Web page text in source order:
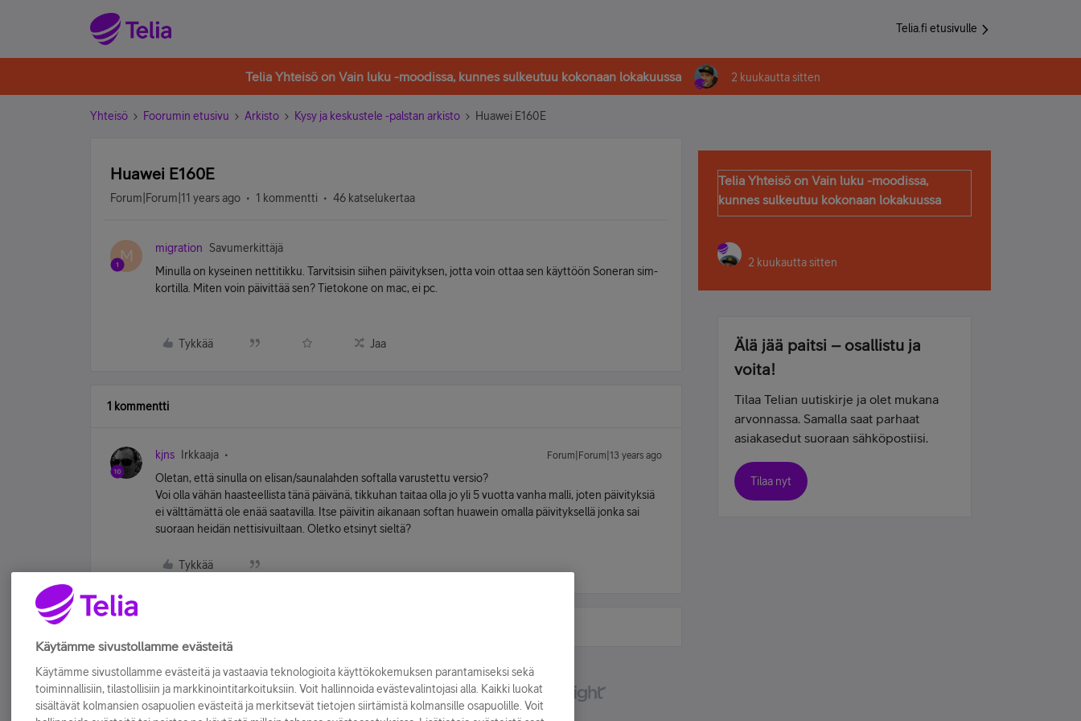
Telia.fi etusivulle
Telia Yhteisö on Vain luku -moodissa, kunnes sulkeutuu kokonaan lokakuussa 2 kuukautta sitten
Yhteisö Foorumin etusivu Arkisto Kysy ja keskustele -palstan arkisto Huawei E160E
Huawei E160E
Forum|Forum|11 years ago 1 kommentti 46 katselukertaa
M migration
Savumerkittäjä
Minulla on kyseinen nettitikku. Tarvitsisin siihen päivityksen, jotta voin ottaa sen käyttöön Soneran sim-
kortilla. Miten voin päivittää sen? Tietokone on mac, ei pc.
Tykkää Jaa
1 kommentti
kjns Irkkaaja Forum|Forum|13 years ago
Oletan, että sinulla on elisan/saunalahden softalla varustettu versio?
Voi olla vähän haasteellista tänä päivänä, tikkuhan taitaa olla jo yli 5 vuotta vanha malli, joten päivityksiä
ei välttämättä ole enää saatavilla. Itse päivitin aikanaan softan huawein omalla päivityksellä jonka sai
suoraan heidän nettisivuiltaan. Oletko etsinyt sieltä?
Tykkää
Telia Yhteisö on Vain luku -moodissa,
kunnes sulkeutuu kokonaan lokakuussa
2 kuukautta sitten
Älä jää paitsi – osallistu ja
voita!
Tilaa Telian uutiskirje ja olet mukana
arvonnassa. Samalla saat parhaat
asiakasedut suoraan sähköpostiisi.
Tilaa nyt
Käytämme sivustollamme evästeitä
Käytämme sivustollamme evästeitä ja vastaavia teknologioita käyttökokemuksen parantamiseksi sekä
toiminnallisiin, tilastollisiin ja markkinointitarkoituksiin. Voit hallinnoida evästevalintojasi alla. Kaikki luokat
sisältävät kolmansien osapuolien evästeitä ja merkitsevät tietojen siirtämistä kolmansille osapuolille. Voit